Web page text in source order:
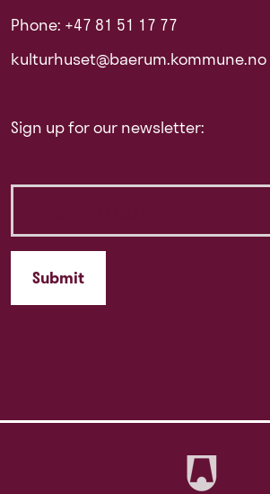
Phone: +47 81 51 17 77
kulturhuset@baerum.kommune.no
Sign up for our newsletter: